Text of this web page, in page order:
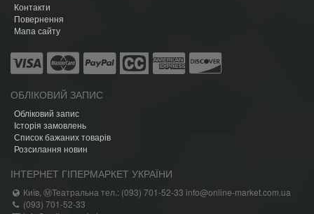
Контакти
Повернення
Мапа сайту
ОБЛІКОВИЙ ЗАПИС
Обліковий запис
Історія замовлень
Список бажаних товарів
Розсилання новин
ІНТЕРНЕТ ГІПЕРМАРКЕТ УКРАЇНИ
Київ, ⓂТеатральна тел.: (093) 701-52-33 info@online-market.com.ua
(093) 701-52-33